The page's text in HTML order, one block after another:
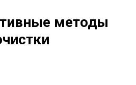
методы